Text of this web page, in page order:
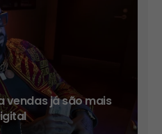
vendas já são mais